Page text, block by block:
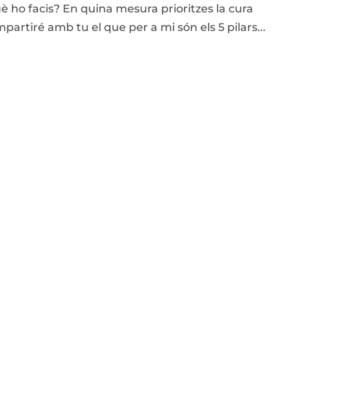
ho facis? En quina mesura prioritzes la cura
amb tu el que per a mi són els 5 pilars...